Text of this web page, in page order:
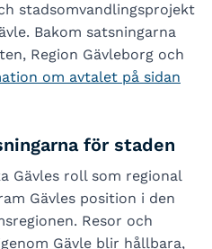
stadsomvandlingsprojekt
Bakom satsningarna
Region Gävleborg och
om avtalet på sidan
för staden
Gävles roll som regional
Gävles position i den
Resor och
Gävle blir hållbara,